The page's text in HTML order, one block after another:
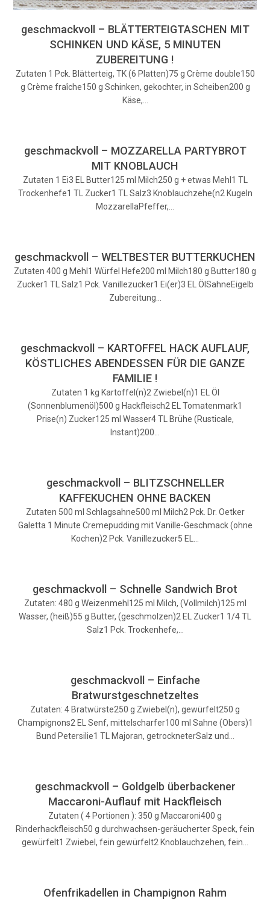
geschmackvoll – BLÄTTERTEIGTASCHEN MIT
SCHINKEN UND KÄSE, 5 MINUTEN
ZUBEREITUNG !
Zutaten 1 Pck. Blätterteig, TK (6 Platten)75 g Crème double150
g Crème fraîche150 g Schinken, gekochter, in Scheiben200 g
Käse,…
geschmackvoll – MOZZARELLA PARTYBROT
MIT KNOBLAUCH
Zutaten 1 Ei3 EL Butter125 ml Milch250 g + etwas Mehl1 TL
Trockenhefe1 TL Zucker1 TL Salz3 Knoblauchzehe(n2 Kugeln
MozzarellaPfeffer,…
geschmackvoll – WELTBESTER BUTTERKUCHEN
Zutaten 400 g Mehl1 Würfel Hefe200 ml Milch180 g Butter180 g
Zucker1 TL Salz1 Pck. Vanillezucker1 Ei(er)3 EL ÖlSahneEigelb
Zubereitung…
geschmackvoll – KARTOFFEL HACK AUFLAUF,
KÖSTLICHES ABENDESSEN FÜR DIE GANZE
FAMILIE !
Zutaten 1 kg Kartoffel(n)2 Zwiebel(n)1 EL Öl
(Sonnenblumenöl)500 g Hackfleisch2 EL Tomatenmark1
Prise(n) Zucker125 ml Wasser4 TL Brühe (Rusticale,
Instant)200…
geschmackvoll – BLITZSCHNELLER
KAFFEKUCHEN OHNE BACKEN
Zutaten 500 ml Schlagsahne500 ml Milch2 Pck. Dr. Oetker
Galetta 1 Minute Cremepudding mit Vanille-Geschmack (ohne
Kochen)2 Pck. Vanillezucker5 EL…
geschmackvoll – Schnelle Sandwich Brot
Zutaten: 480 g Weizenmehl125 ml Milch, (Vollmilch)125 ml
Wasser, (heiß)55 g Butter, (geschmolzen)2 EL Zucker1 1/4 TL
Salz1 Pck. Trockenhefe,…
geschmackvoll – Einfache
Bratwurstgeschnetzeltes
Zutaten: 4 Bratwürste250 g Zwiebel(n), gewürfelt250 g
Champignons2 EL Senf, mittelscharfer100 ml Sahne (Obers)1
Bund Petersilie1 TL Majoran, getrockneterSalz und…
geschmackvoll – Goldgelb überbackener
Maccaroni-Auflauf mit Hackfleisch
Zutaten ( 4 Portionen ): 350 g Maccaroni400 g
Rinderhackfleisch50 g durchwachsen-geräucherter Speck, fein
gewürfelt1 Zwiebel, fein gewürfelt2 Knoblauchzehen, fein…
Ofenfrikadellen in Champignon Rahm